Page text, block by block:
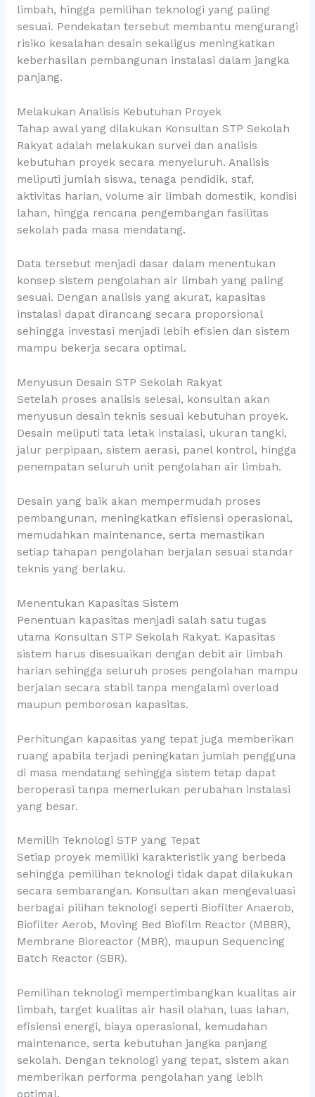
limbah, hingga pemilihan teknologi yang paling
sesuai. Pendekatan tersebut membantu mengurangi
risiko kesalahan desain sekaligus meningkatkan
keberhasilan pembangunan instalasi dalam jangka
panjang.
Melakukan Analisis Kebutuhan Proyek
Tahap awal yang dilakukan Konsultan STP Sekolah
Rakyat adalah melakukan survei dan analisis
kebutuhan proyek secara menyeluruh. Analisis
meliputi jumlah siswa, tenaga pendidik, staf,
aktivitas harian, volume air limbah domestik, kondisi
lahan, hingga rencana pengembangan fasilitas
sekolah pada masa mendatang.
Data tersebut menjadi dasar dalam menentukan
konsep sistem pengolahan air limbah yang paling
sesuai. Dengan analisis yang akurat, kapasitas
instalasi dapat dirancang secara proporsional
sehingga investasi menjadi lebih efisien dan sistem
mampu bekerja secara optimal.
Menyusun Desain STP Sekolah Rakyat
Setelah proses analisis selesai, konsultan akan
menyusun desain teknis sesuai kebutuhan proyek.
Desain meliputi tata letak instalasi, ukuran tangki,
jalur perpipaan, sistem aerasi, panel kontrol, hingga
penempatan seluruh unit pengolahan air limbah.
Desain yang baik akan mempermudah proses
pembangunan, meningkatkan efisiensi operasional,
memudahkan maintenance, serta memastikan
setiap tahapan pengolahan berjalan sesuai standar
teknis yang berlaku.
Menentukan Kapasitas Sistem
Penentuan kapasitas menjadi salah satu tugas
utama Konsultan STP Sekolah Rakyat. Kapasitas
sistem harus disesuaikan dengan debit air limbah
harian sehingga seluruh proses pengolahan mampu
berjalan secara stabil tanpa mengalami overload
maupun pemborosan kapasitas.
Perhitungan kapasitas yang tepat juga memberikan
ruang apabila terjadi peningkatan jumlah pengguna
di masa mendatang sehingga sistem tetap dapat
beroperasi tanpa memerlukan perubahan instalasi
yang besar.
Memilih Teknologi STP yang Tepat
Setiap proyek memiliki karakteristik yang berbeda
sehingga pemilihan teknologi tidak dapat dilakukan
secara sembarangan. Konsultan akan mengevaluasi
berbagai pilihan teknologi seperti Biofilter Anaerob,
Biofilter Aerob, Moving Bed Biofilm Reactor (MBBR),
Membrane Bioreactor (MBR), maupun Sequencing
Batch Reactor (SBR).
Pemilihan teknologi mempertimbangkan kualitas air
limbah, target kualitas air hasil olahan, luas lahan,
efisiensi energi, biaya operasional, kemudahan
maintenance, serta kebutuhan jangka panjang
sekolah. Dengan teknologi yang tepat, sistem akan
memberikan performa pengolahan yang lebih
optimal.